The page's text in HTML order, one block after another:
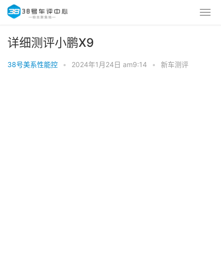
详细测评小鹏X9
38号美系性能控 • 2024年1月24日 am9:14 • 新车测评